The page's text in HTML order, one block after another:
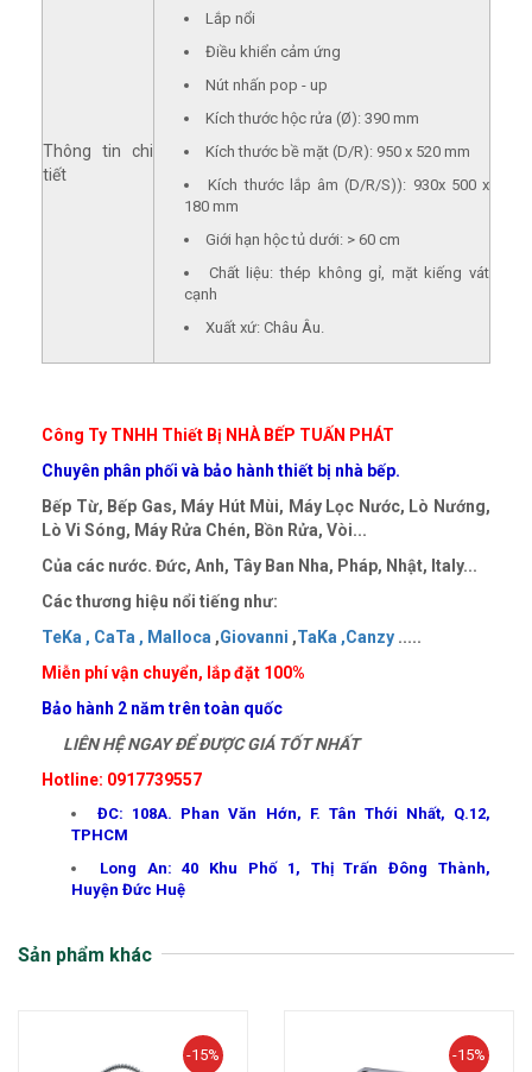
Thông tin chi
tiết
Lắp nổi
Điều khiển cảm ứng
Nút nhấn pop - up
Kích thước hộc rửa (Ø): 390 mm
Kích thước bề mặt (D/R): 950 x 520 mm
Kích thước lắp âm (D/R/S)): 930x 500 x
180 mm
Giới hạn hộc tủ dưới: > 60 cm
Chất liệu: thép không gỉ, mặt kiếng vát
cạnh
Xuất xứ: Châu Âu.
Công Ty TNHH Thiết Bị NHÀ BẾP TUẤN PHÁT
Chuyên phân phối và bảo hành thiết bị nhà bếp.
Bếp Từ, Bếp Gas, Máy Hút Mùi, Máy Lọc Nước, Lò Nướng,
Lò Vi Sóng, Máy Rửa Chén, Bồn Rửa, Vòi...
Của các nước. Đức, Anh, Tây Ban Nha, Pháp, Nhật, Italy...
Các thương hiệu nổi tiếng như:
TeKa , CaTa , Malloca ,Giovanni ,TaKa ,Canzy .....
Miễn phí vận chuyển, lắp đặt 100%
Bảo hành 2 năm trên toàn quốc
LIÊN HỆ NGAY ĐỂ ĐƯỢC GIÁ TỐT NHẤT
Hotline: 0917739557
ĐC: 108A. Phan Văn Hớn, F. Tân Thới Nhất, Q.12,
TPHCM
Long An: 40 Khu Phố 1, Thị Trấn Đông Thành,
Huyện Đức Huệ
Sản phẩm khác
-15% -15%